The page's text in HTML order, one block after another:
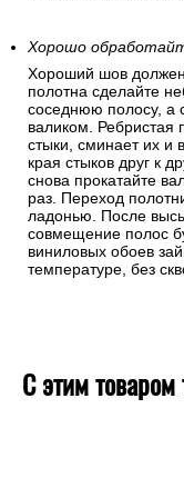
Хорошо
Хороший шов должен
полотна сделайте
соседнюю полосу, а
валиком. Ребристая
стыки, сминает их и
края стыков друг к
снова прокатайте
раз. Переход
ладонью. После
совмещение полос
виниловых обоев
температуре, без
С этим